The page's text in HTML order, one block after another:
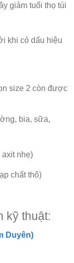
giảm tuổi thọ túi
khi có dấu hiệu
size 2 còn được
bia, sữa,
axit nhẹ)
chất thô)
kỹ thuật:
Duyên)